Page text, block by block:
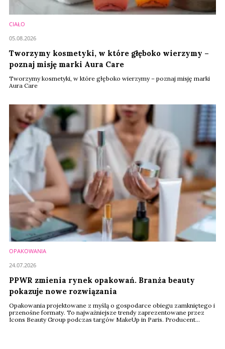
CIAŁO
Tworzymy kosmetyki, w które głęboko wierzymy –
poznaj misję marki Aura Care
Tworzymy kosmetyki, w które głęboko wierzymy – poznaj misję marki
Aura Care
05.08.2026
OPAKOWANIA
PPWR zmienia rynek opakowań. Branża beauty
pokazuje nowe rozwiązania
Opakowania projektowane z myślą o gospodarce obiegu zamkniętego i
przenośne formaty. To najważniejsze trendy zaprezentowane przez
Icons Beauty Group podczas targów MakeUp in Paris. Producent
24.07.2026